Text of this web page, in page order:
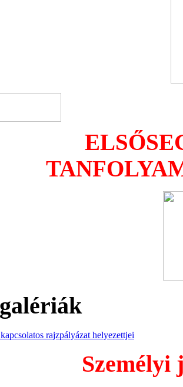
rajzpályázat helyezettjei
Személyi